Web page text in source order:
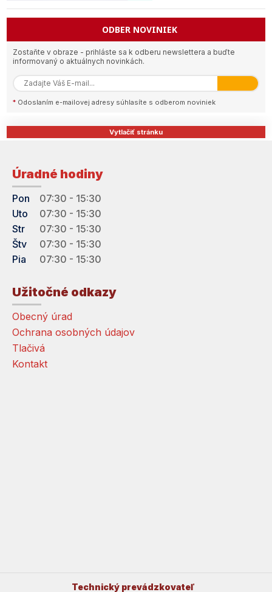
ODBER NOVINIEK
Zostaňte v obraze - prihláste sa k odberu newslettera a buďte
informovaný o aktuálnych novinkách.
* Odoslaním e-mailovej adresy súhlasíte s odberom noviniek
Vytlačiť stránku
Úradné hodiny
Pon
07:30 - 15:30
Uto
07:30 - 15:30
Str
07:30 - 15:30
Štv
07:30 - 15:30
Pia
07:30 - 15:30
Užitočné odkazy
Obecný úrad
Ochrana osobných údajov
Tlačivá
Kontakt
Technický prevádzkovateľ